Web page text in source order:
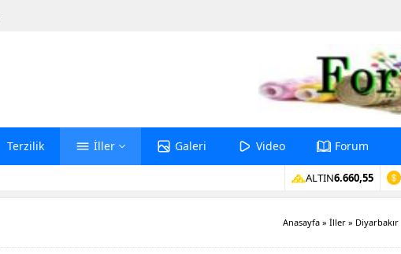
Terzilik İller Galeri Video Forum
ALTIN6.660,55
Anasayfa » İller » Diyarbakır